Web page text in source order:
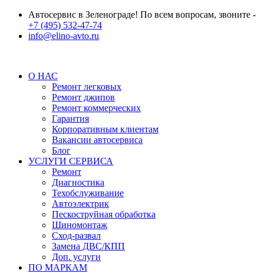
Автосервис в Зеленограде! По всем вопросам, звоните -
+7 (495) 532-47-74
info@elino-avto.ru
О НАС
Ремонт легковых
Ремонт джипов
Ремонт коммерческих
Гарантия
Корпоративным клиентам
Вакансии автосервиса
Блог
УСЛУГИ СЕРВИСА
Ремонт
Диагностика
Техобслуживание
Автоэлектрик
Пескоструйная обработка
Шиномонтаж
Сход-развал
Замена ДВС/КПП
Доп. услуги
ПО МАРКАМ